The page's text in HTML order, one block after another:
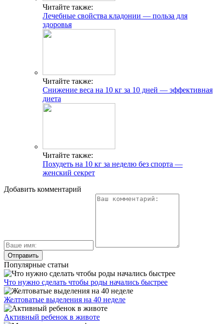
Читайте также:
Лечебные свойства кладонии — польза для
здоровья
Читайте также:
Снижение веса на 10 кг за 10 дней — эффективная
диета
Читайте также:
Похудеть на 10 кг за неделю без спорта —
женский секрет
Добавить комментарий
Популярные статьи
Что нужно сделать чтобы роды начались быстрее
Желтоватые выделения на 40 неделе
Активный ребенок в животе